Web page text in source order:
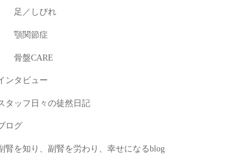
足／しびれ
顎関節症
骨盤CARE
ンタビュー
タッフ日々の徒然日記
ログ
腎を知り、副腎を労わり、幸せになるblog